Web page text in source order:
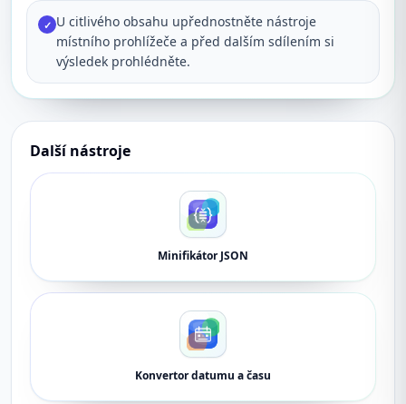
✓ U citlivého obsahu upřednostněte nástroje
místního prohlížeče a před dalším sdílením si
výsledek prohlédněte.
Další nástroje
Minifikátor JSON
Konvertor datumu a času